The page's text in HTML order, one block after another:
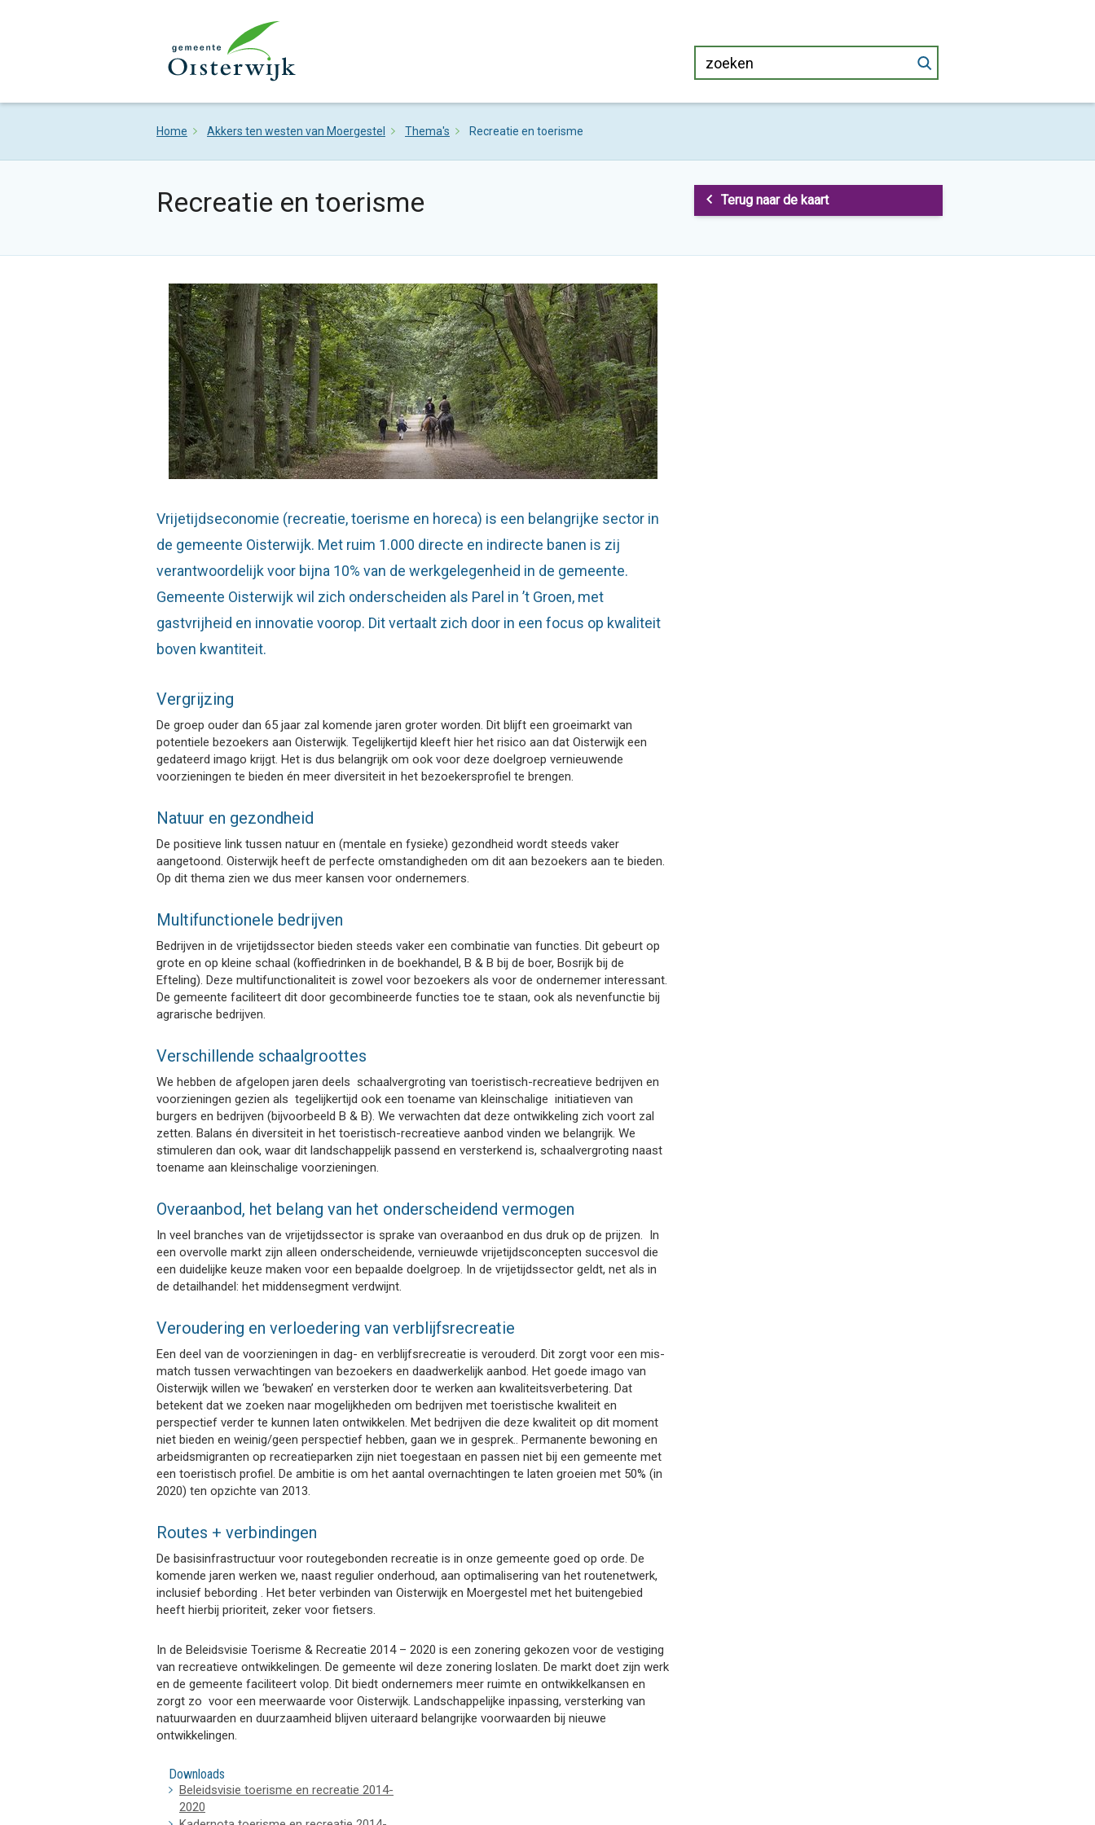
Home Akkers ten westen van Moergestel Thema's Recreatie en toerisme
Recreatie en toerisme Terug naar de kaart
Vrijetijdseconomie (recreatie, toerisme en horeca) is een belangrijke sector in
de gemeente Oisterwijk. Met ruim 1.000 directe en indirecte banen is zij
verantwoordelijk voor bijna 10% van de werkgelegenheid in de gemeente.
Gemeente Oisterwijk wil zich onderscheiden als Parel in ’t Groen, met
gastvrijheid en innovatie voorop. Dit vertaalt zich door in een focus op kwaliteit
boven kwantiteit.
Vergrijzing
De groep ouder dan 65 jaar zal komende jaren groter worden. Dit blijft een groeimarkt van
potentiele bezoekers aan Oisterwijk. Tegelijkertijd kleeft hier het risico aan dat Oisterwijk een
gedateerd imago krijgt. Het is dus belangrijk om ook voor deze doelgroep vernieuwende
voorzieningen te bieden én meer diversiteit in het bezoekersprofiel te brengen.
Natuur en gezondheid
De positieve link tussen natuur en (mentale en fysieke) gezondheid wordt steeds vaker
aangetoond. Oisterwijk heeft de perfecte omstandigheden om dit aan bezoekers aan te bieden.
Op dit thema zien we dus meer kansen voor ondernemers.
Multifunctionele bedrijven
Bedrijven in de vrijetijdssector bieden steeds vaker een combinatie van functies. Dit gebeurt op
grote en op kleine schaal (koffiedrinken in de boekhandel, B & B bij de boer, Bosrijk bij de
Efteling). Deze multifunctionaliteit is zowel voor bezoekers als voor de ondernemer interessant.
De gemeente faciliteert dit door gecombineerde functies toe te staan, ook als nevenfunctie bij
agrarische bedrijven.
Verschillende schaalgroottes
We hebben de afgelopen jaren deels schaalvergroting van toeristisch-recreatieve bedrijven en
voorzieningen gezien als tegelijkertijd ook een toename van kleinschalige initiatieven van
burgers en bedrijven (bijvoorbeeld B & B). We verwachten dat deze ontwikkeling zich voort zal
zetten. Balans én diversiteit in het toeristisch-recreatieve aanbod vinden we belangrijk. We
stimuleren dan ook, waar dit landschappelijk passend en versterkend is, schaalvergroting naast
toename aan kleinschalige voorzieningen.
Overaanbod, het belang van het onderscheidend vermogen
In veel branches van de vrijetijdssector is sprake van overaanbod en dus druk op de prijzen. In
een overvolle markt zijn alleen onderscheidende, vernieuwde vrijetijdsconcepten succesvol die
een duidelijke keuze maken voor een bepaalde doelgroep. In de vrijetijdssector geldt, net als in
de detailhandel: het middensegment verdwijnt.
Veroudering en verloedering van verblijfsrecreatie
Een deel van de voorzieningen in dag- en verblijfsrecreatie is verouderd. Dit zorgt voor een mis-
match tussen verwachtingen van bezoekers en daadwerkelijk aanbod. Het goede imago van
Oisterwijk willen we ‘bewaken’ en versterken door te werken aan kwaliteitsverbetering. Dat
betekent dat we zoeken naar mogelijkheden om bedrijven met toeristische kwaliteit en
perspectief verder te kunnen laten ontwikkelen. Met bedrijven die deze kwaliteit op dit moment
niet bieden en weinig/geen perspectief hebben, gaan we in gesprek.. Permanente bewoning en
arbeidsmigranten op recreatieparken zijn niet toegestaan en passen niet bij een gemeente met
een toeristisch profiel. De ambitie is om het aantal overnachtingen te laten groeien met 50% (in
2020) ten opzichte van 2013.
Routes + verbindingen
De basisinfrastructuur voor routegebonden recreatie is in onze gemeente goed op orde. De
komende jaren werken we, naast regulier onderhoud, aan optimalisering van het routenetwerk,
inclusief bebording . Het beter verbinden van Oisterwijk en Moergestel met het buitengebied
heeft hierbij prioriteit, zeker voor fietsers.
In de Beleidsvisie Toerisme & Recreatie 2014 – 2020 is een zonering gekozen voor de vestiging
van recreatieve ontwikkelingen. De gemeente wil deze zonering loslaten. De markt doet zijn werk
en de gemeente faciliteert volop. Dit biedt ondernemers meer ruimte en ontwikkelkansen en
zorgt zo voor een meerwaarde voor Oisterwijk. Landschappelijke inpassing, versterking van
natuurwaarden en duurzaamheid blijven uiteraard belangrijke voorwaarden bij nieuwe
ontwikkelingen.
Downloads
Beleidsvisie toerisme en recreatie 2014-
2020